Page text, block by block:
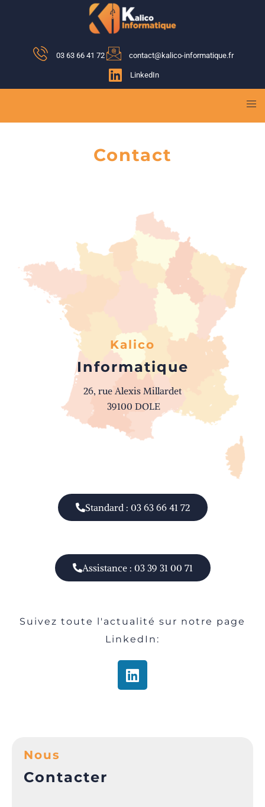
03 63 66 41 72 contact@kalico-informatique.fr
LinkedIn
Contact
Kalico
Informatique
26, rue Alexis Millardet
39100 DOLE
Standard : 03 63 66 41 72
Assistance : 03 39 31 00 71
Suivez toute l'actualité sur notre page
LinkedIn:
Nous
Contacter